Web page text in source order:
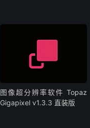
图像超分辨率软件 Topaz
Gigapixel v1.3.3 直装版